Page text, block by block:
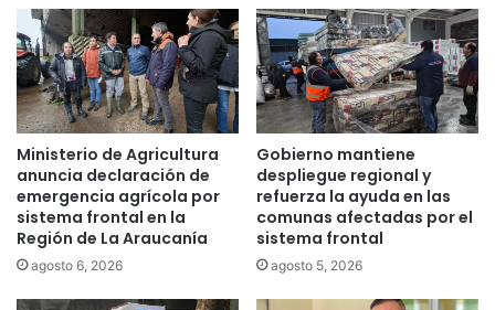
r
i
a
l
a
m
e
n
a
z
ó
a
s
p
a
Ministerio de Agricultura
anuncia declaración de
emergencia agrícola por
sistema frontal en la
Región de La Araucanía
agosto 6, 2026
Gobierno mantiene
despliegue regional y
refuerza la ayuda en las
comunas afectadas por el
sistema frontal
agosto 5, 2026